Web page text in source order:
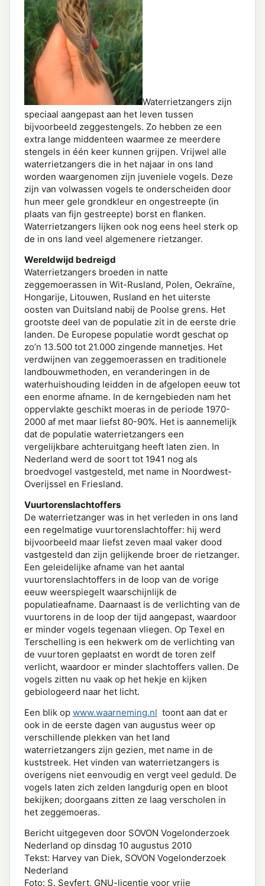
Waterrietzangers zijn
speciaal aangepast aan het leven tussen
bijvoorbeeld zeggestengels. Zo hebben ze een
extra lange middenteen waarmee ze meerdere
stengels in één keer kunnen grijpen. Vrijwel alle
waterrietzangers die in het najaar in ons land
worden waargenomen zijn juveniele vogels. Deze
zijn van volwassen vogels te onderscheiden door
hun meer gele grondkleur en ongestreepte (in
plaats van fijn gestreepte) borst en flanken.
Waterrietzangers lijken ook nog eens heel sterk op
de in ons land veel algemenere rietzanger.
Wereldwijd bedreigd
Waterrietzangers broeden in natte
zeggemoerassen in Wit-Rusland, Polen, Oekraïne,
Hongarije, Litouwen, Rusland en het uiterste
oosten van Duitsland nabij de Poolse grens. Het
grootste deel van de populatie zit in de eerste drie
landen. De Europese populatie wordt geschat op
zo’n 13.500 tot 21.000 zingende mannetjes. Het
verdwijnen van zeggemoerassen en traditionele
landbouwmethoden, en veranderingen in de
waterhuishouding leidden in de afgelopen eeuw tot
een enorme afname. In de kerngebieden nam het
oppervlakte geschikt moeras in de periode 1970-
2000 af met maar liefst 80-90%. Het is aannemelijk
dat de populatie waterrietzangers een
vergelijkbare achteruitgang heeft laten zien. In
Nederland werd de soort tot 1941 nog als
broedvogel vastgesteld, met name in Noordwest-
Overijssel en Friesland.
Vuurtorenslachtoffers
De waterrietzanger was in het verleden in ons land
een regelmatige vuurtorenslachtoffer: hij werd
bijvoorbeeld maar liefst zeven maal vaker dood
vastgesteld dan zijn gelijkende broer de rietzanger.
Een geleidelijke afname van het aantal
vuurtorenslachtoffers in de loop van de vorige
eeuw weerspiegelt waarschijnlijk de
populatieafname. Daarnaast is de verlichting van de
vuurtorens in de loop der tijd aangepast, waardoor
er minder vogels tegenaan vliegen. Op Texel en
Terschelling is een hekwerk om de verlichting van
de vuurtoren geplaatst en wordt de toren zelf
verlicht, waardoor er minder slachtoffers vallen. De
vogels zitten nu vaak op het hekje en kijken
gebiologeerd naar het licht.
Een blik op www.waarneming.nl toont aan dat er
ook in de eerste dagen van augustus weer op
verschillende plekken van het land
waterrietzangers zijn gezien, met name in de
kuststreek. Het vinden van waterrietzangers is
overigens niet eenvoudig en vergt veel geduld. De
vogels laten zich zelden langdurig open en bloot
bekijken; doorgaans zitten ze laag verscholen in
het zeggemoeras.
Bericht uitgegeven door SOVON Vogelonderzoek
Nederland op dinsdag 10 augustus 2010
Tekst: Harvey van Diek, SOVON Vogelonderzoek
Nederland
Foto: S. Seyfert, GNU-licentie voor vrije